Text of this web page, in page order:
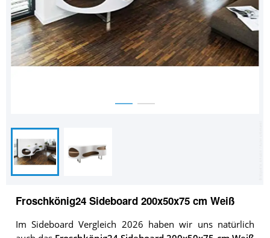
Froschkönig24 Sideboard 200x50x75 cm Weiß
Im Sideboard Vergleich 2026 haben wir uns natürlich